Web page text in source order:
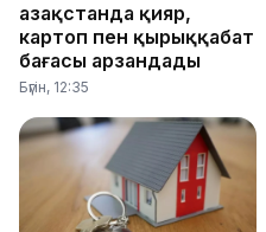
Қазақстанда қияр,
картоп пен қырыққабат
бағасы арзандады
Бүгін, 12:35